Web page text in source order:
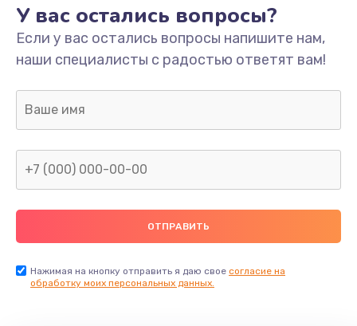
У вас остались вопросы?
Если у вас остались вопросы напишите нам,
наши специалисты с радостью ответят вам!
Нажимая на кнопку отправить я даю свое согласие на
обработку моих персональных данных.